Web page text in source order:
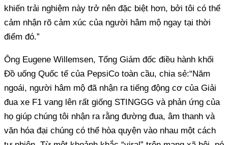
khiến trải nghiệm này trở nên đặc biệt hơn, bởi tôi có thể
cảm nhận rõ cảm xúc của người hâm mộ ngay tại thời
điểm đó.”
Ông Eugene Willemsen, Tổng Giám đốc điều hành khối
Đồ uống Quốc tế của PepsiCo toàn cầu, chia sẻ:“Năm
ngoái, người hâm mộ đã nhận ra tiếng động cơ của Giải
đua xe F1 vang lên rất giống STINGGG và phản ứng của
họ giúp chúng tôi nhận ra rằng đường đua, âm thanh và
văn hóa đại chúng có thể hòa quyện vào nhau một cách